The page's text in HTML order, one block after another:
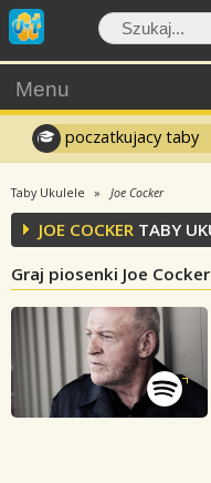
Menu
poczatkujacy taby
Taby Ukulele Joe Cocker
JOE COCKER TABY
Graj piosenki Joe